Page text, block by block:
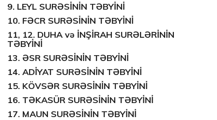
9. LEYL SURƏSİNİN TƏBYİNİ
10. FƏCR SURƏSİNİN TƏBYİNİ
11, 12. DUHAvə İNŞİRAH SURƏLƏRİNİN
TƏBYİNİ
13. ƏSR SURƏSİNİN TƏBYİNİ
14. ADİYAT SURƏSİNİN TƏBYİNİ
15. KÖVSƏR SURƏSİNİN TƏBYİNİ
16. TƏKASÜR SURƏSİNİN TƏBYİNİ
17. MAUN SURƏSİNİN TƏBYİNİ